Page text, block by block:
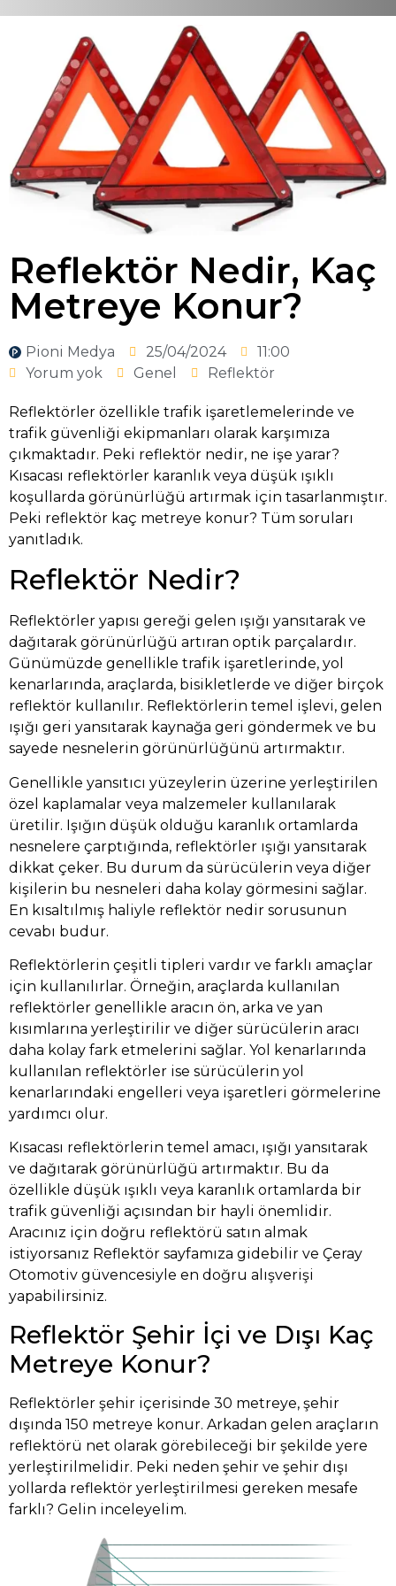
Reflektör Nedir, Kaç
Metreye Konur?
Pioni Medya 25/04/2024
11:00
Yorum yok
Genel Reflektör
Reflektörler özellikle trafik işaretlemelerinde ve
trafik güvenliği ekipmanları olarak karşımıza
çıkmaktadır. Peki reflektör nedir, ne işe yarar?
Kısacası reflektörler karanlık veya düşük ışıklı
koşullarda görünürlüğü artırmak için tasarlanmıştır.
Peki reflektör kaç metreye konur? Tüm soruları
yanıtladık.
Reflektör Nedir?
Reflektörler yapısı gereği gelen ışığı yansıtarak ve
dağıtarak görünürlüğü artıran optik parçalardır.
Günümüzde genellikle trafik işaretlerinde, yol
kenarlarında, araçlarda, bisikletlerde ve diğer birçok
reflektör kullanılır. Reflektörlerin temel işlevi, gelen
ışığı geri yansıtarak kaynağa geri göndermek ve bu
sayede nesnelerin görünürlüğünü artırmaktır.
Genellikle yansıtıcı yüzeylerin üzerine yerleştirilen
özel kaplamalar veya malzemeler kullanılarak
üretilir. Işığın düşük olduğu karanlık ortamlarda
nesnelere çarptığında, reflektörler ışığı yansıtarak
dikkat çeker. Bu durum da sürücülerin veya diğer
kişilerin bu nesneleri daha kolay görmesini sağlar.
En kısaltılmış haliyle reflektör nedir sorusunun
cevabı budur.
Reflektörlerin çeşitli tipleri vardır ve farklı amaçlar
için kullanılırlar. Örneğin, araçlarda kullanılan
reflektörler genellikle aracın ön, arka ve yan
kısımlarına yerleştirilir ve diğer sürücülerin aracı
daha kolay fark etmelerini sağlar. Yol kenarlarında
kullanılan reflektörler ise sürücülerin yol
kenarlarındaki engelleri veya işaretleri görmelerine
yardımcı olur.
Kısacası reflektörlerin temel amacı, ışığı yansıtarak
ve dağıtarak görünürlüğü artırmaktır. Bu da
özellikle düşük ışıklı veya karanlık ortamlarda bir
trafik güvenliği açısından bir hayli önemlidir.
Aracınız için doğru reflektörü satın almak
istiyorsanız Reflektör sayfamıza gidebilir ve Çeray
Otomotiv güvencesiyle en doğru alışverişi
yapabilirsiniz.
Reflektör Şehir İçi ve Dışı Kaç
Metreye Konur?
Reflektörler şehir içerisinde 30 metreye, şehir
dışında 150 metreye konur. Arkadan gelen araçların
reflektörü net olarak görebileceği bir şekilde yere
yerleştirilmelidir. Peki neden şehir ve şehir dışı
yollarda reflektör yerleştirilmesi gereken mesafe
farklı? Gelin inceleyelim.